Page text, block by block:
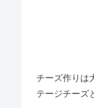
チーズ作りは
テージチーズ